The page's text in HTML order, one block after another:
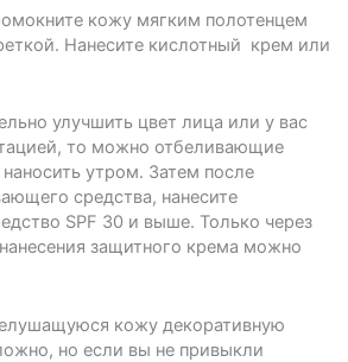
кожу мягким полотенцем
Нанесите кислотный крем или
улучшить цвет лица или у вас
то можно отбеливающие
утром. Затем после
средства, нанесите
SPF 30 и выше. Только через
защитного крема можно
кожу декоративную
но если вы не привыкли